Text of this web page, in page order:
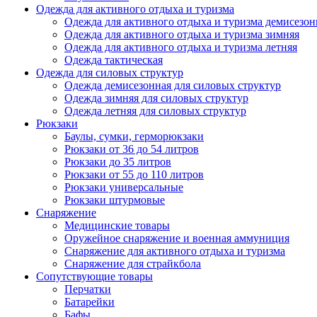
Одежда для активного отдыха и туризма
Одежда для активного отдыха и туризма
Одежда для активного отдыха и туризма зимняя
Одежда для активного отдыха и туризма летняя
Одежда тактическая
Одежда для силовых структур
Одежда демисезонная для силовых структур
Одежда зимняя для силовых структур
Одежда летняя для силовых структур
Рюкзаки
Баулы, сумки, герморюкзаки
Рюкзаки от 36 до 54 литров
Рюкзаки до 35 литров
Рюкзаки от 55 до 110 литров
Рюкзаки универсальные
Рюкзаки штурмовые
Снаряжение
Медицинские товары
Оружейное снаряжение и военная аммуниция
Снаряжение для активного отдыха и туризма
Снаряжение для страйкбола
Сопутствующие товары
Перчатки
Батарейки
Бафы